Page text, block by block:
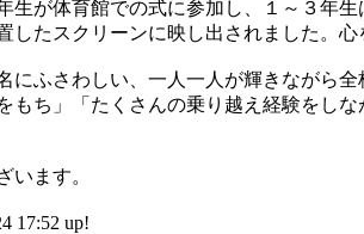
生が体育館での式に参加し、１～３年
したスクリーンに映し出されました。
ふさわしい、一人一人が輝きながら
もち」「たくさんの乗り越え経験をし
ます。
17:52 up!